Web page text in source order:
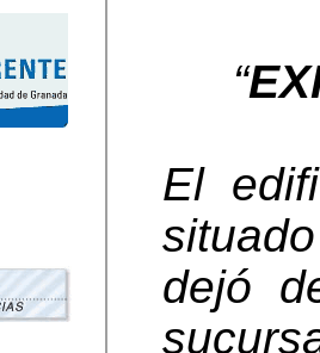
“
El
dejó